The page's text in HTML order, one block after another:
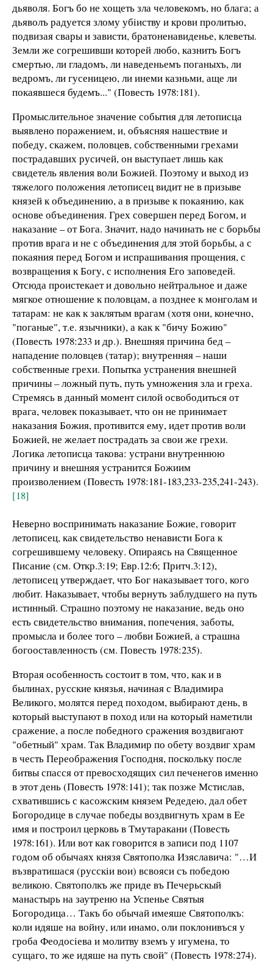
дьяволя. Богъ бо не хощеть зла человекомъ, но блага; а
дьяволъ радуется злому убiиству и крови пролитью,
подвизая свары и зависти, братоненавиденье, клеветы.
Земли же согрешивши которей любо, казнитъ Богъ
смертью, ли гла­домъ, ли наведеньемъ поганыхъ, ли
ведромъ, ли гусеницею, ли инеми казньми, аще ли
покаявшеся будемъ..." (Повесть 1978:181).
Промыслительное значение события для летописца
выявлено поражением, и, объясняя нашествие и
победу, скажем, половцев, собственными грехами
пострадавших русичей, он выступает лишь как
свидетель явления воли Божией. Поэтому и выход из
тяжелого положения летописец видит не в призыве
князей к объединению, а в призыве к покаянию, как
основе объединения. Грех совершен перед Богом, и
наказание – от Бога. Значит, надо начинать не с борьбы
против врага и не с объединения для этой борьбы, а с
покаяния перед Богом и испрашивания прощения, с
возвращения к Богу, с исполнения Его заповедей.
Отсюда проистекает и довольно нейтральное и даже
мягкое отношение к половцам, а позднее к монголам и
татарам: не как к заклятым врагам (хотя они, конечно,
"поганые", т.е. язычники), а как к "бичу Божию"
(Повесть 1978:233 и др.). Внешняя причина бед –
нападение половцев (татар); внутренняя – наши
собственные грехи. Попытка устранения внешней
причины – ложный путь, путь умножения зла и греха.
Стремясь в данный момент силой освободиться от
врага, человек показывает, что он не принимает
наказания Божия, противится ему, идет против воли
Божией, не желает пострадать за свои же грехи.
Логика летописца такова: устрани внутреннюю
причину и внешняя устранится Божиим
произволением (Повесть 1978:181-183,233-235,241-243).
[18]
Неверно воспринимать наказание Божие, говорит
летописец, как свидетельство ненависти Бога к
согрешившему человеку. Опираясь на Священное
Писание (см. Откр.3:19; Евр.12:6; Притч.3:12),
летописец утверждает, что Бог наказывает того, кого
любит. Наказывает, чтобы вернуть заблудшего на путь
истинный. Страшно поэтому не наказание, ведь оно
есть свидетельство внимания, попечения, заботы,
промысла и более того – любви Божией, а страшна
богооставленность (см. Повесть 1978:235).
Вторая особенность состоит в том, что, как и в
былинах, русские князья, начиная с Владимира
Великого, молятся перед походом, выбирают день, в
который выступают в поход или на который наметили
сражение, а после победного сражения воздвигают
"обетный" храм. Так Владимир по обету воздвиг храм
в честь Переображения Господня, поскольку после
битвы спасся от превосходящих сил печенегов именно
в этот день (Повесть 1978:141); так позже Мстислав,
схватившись с касожским князем Редедею, дал обет
Богородице в случае победы воздвигнуть храм в Ее
имя и построил церковь в Тмутаракани (Повесть
1978:161). Или вот как говорится в записи под 1107
годом об обычаях князя Святополка Изяславича: "…И
възвратишася (русскiи вои) всвояси съ победою
великою. Святополкъ же приде въ Печерьскый
манастырь на заутреню на Успенье Святыя
Богородица… Такъ бо обычай имеяше Святополкъ:
коли идяше на войну, или инамо, оли поклонивъся у
гроба Феодосiева и молитву вземъ у игумена, то
сущаго, то же идяше на путь свой" (Повесть 1978:274).